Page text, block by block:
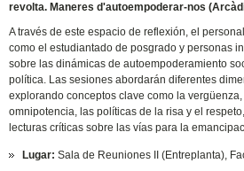
revolta. Maneres d'autoempoderar-nos
A través de este espacio de reflexión, el
como el estudiantado de posgrado y personas
sobre las dinámicas de autoempoderamiento
política. Las sesiones abordarán diferentes
explorando conceptos clave como la
omnipotencia, las políticas de la risa y el
lecturas críticas sobre las vías para la
Lugar: Sala de Reuniones II (Entreplanta),